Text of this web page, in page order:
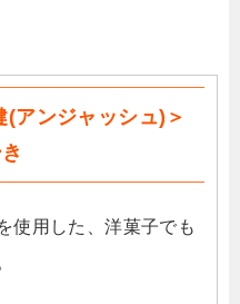
アンジャッシュ)＞
使用した、洋菓子でも